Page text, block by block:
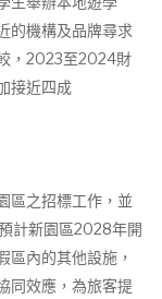
的機構及品牌尋求
，2023至2024財
接近四成
區之招標工作，並
計新園區2028年開
區內的其他設施，
同效應，為旅客提